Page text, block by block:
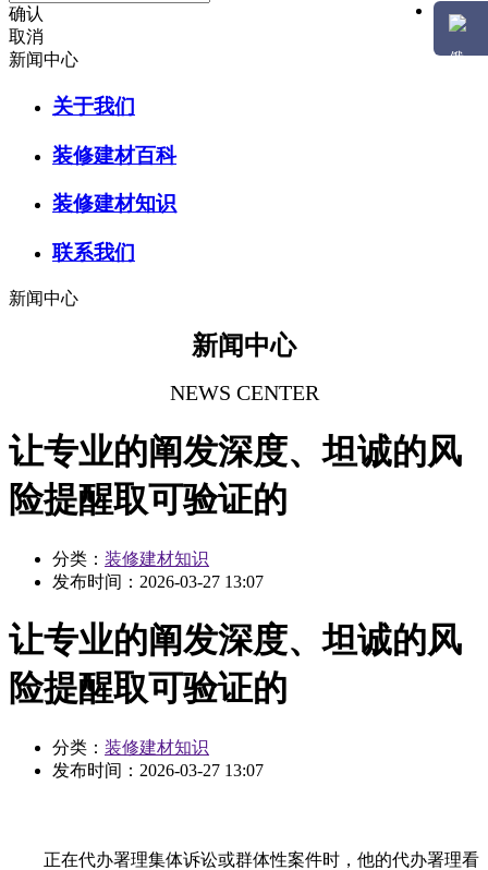
确认
取消
新闻中心
关于我们
装修建材百科
装修建材知识
联系我们
新闻中心
新闻中心
NEWS CENTER
让专业的阐发深度、坦诚的风
险提醒取可验证的
分类： 装修建材知识
发布时间： 2026-03-27 13:07
让专业的阐发深度、坦诚的风
险提醒取可验证的
分类： 装修建材知识
发布时间： 2026-03-27 13:07
正在代办署理集体诉讼或群体性案件时，他的代办署理看